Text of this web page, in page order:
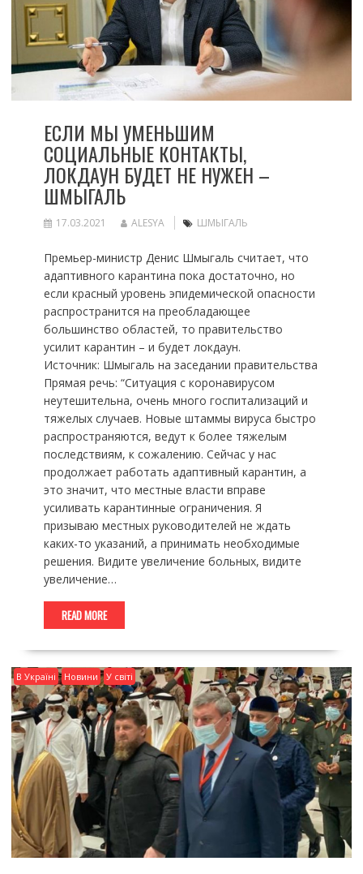
ЕСЛИ МЫ УМЕНЬШИМ
СОЦИАЛЬНЫЕ КОНТАКТЫ,
ЛОКДАУН БУДЕТ НЕ НУЖЕН –
ШМЫГАЛЬ
17.03.2021 ALESYA ШМЫГАЛЬ
Премьер-министр Денис Шмыгаль считает, что
адаптивного карантина пока достаточно, но
если красный уровень эпидемической опасности
распространится на преобладающее
большинство областей, то правительство
усилит карантин – и будет локдаун.
Источник: Шмыгаль на заседании правительства
Прямая речь: “Ситуация с коронавирусом
неутешительна, очень много госпитализаций и
тяжелых случаев. Новые штаммы вируса быстро
распространяются, ведут к более тяжелым
последствиям, к сожалению. Сейчас у нас
продолжает работать адаптивный карантин, а
это значит, что местные власти вправе
усиливать карантинные ограничения. Я
призываю местных руководителей не ждать
каких-то указаний, а принимать необходимые
решения. Видите увеличение больных, видите
увеличение…
READ MORE
В Україні Новини У світі